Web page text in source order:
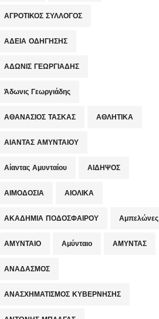
ΑΓΡΟΤΙΚΟΣ ΣΥΛΛΟΓΟΣ
ΑΔΕΙΑ ΟΔΗΓΗΣΗΣ
ΑΔΩΝΙΣ ΓΕΩΡΓΙΑΔΗΣ
Άδωνις Γεωργιάδης
ΑΘΑΝΑΣΙΟΣ ΤΑΣΚΑΣ ΑΘΛΗΤΙΚΑ
ΑΙΑΝΤΑΣ ΑΜΥΝΤΑΙΟΥ
Αίαντας Αμυνταίου ΑΙΔΗΨΟΣ
ΑΙΜΟΔΟΣΙΑ ΑΙΟΛΙΚΑ
ΑΚΑΔΗΜΙΑ ΠΟΔΟΣΦΑΙΡΟΥ Αμπελώνες
ΑΜΥΝΤΑΙΟ Αμύνταιο ΑΜΥΝΤΑΣ
ΑΝΑΔΑΣΜΟΣ
ΑΝΑΣΧΗΜΑΤΙΣΜΟΣ ΚΥΒΕΡΝΗΣΗΣ